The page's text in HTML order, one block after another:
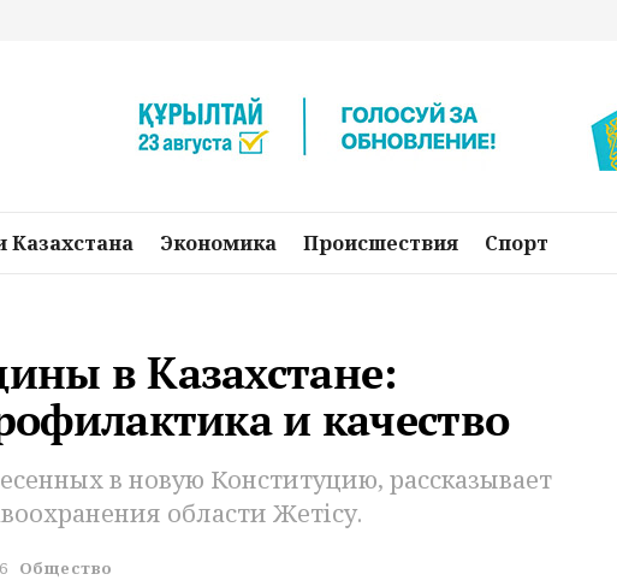
Казахстана Экономика Происшествия Спорт
в Казахстане:
и качество
в новую Конституцию, рассказывает
области Жетісу.
Общество